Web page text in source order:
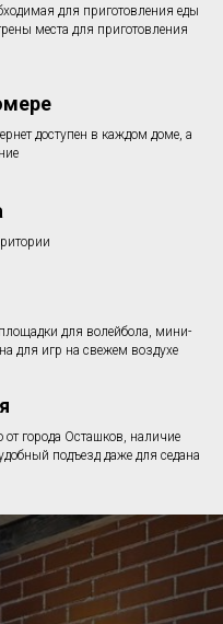
для приготовления еды
места для приготовления
доступен в каждом доме, а
для волейбола, мини-
для игр на свежем воздухе
города Осташков, наличие
подъезд даже для седана